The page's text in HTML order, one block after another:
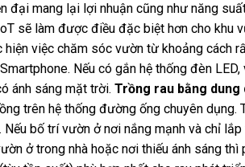
đại mang lại lợi nhuận cũng như năng
sẽ làm được điều đặc biệt hơn cho khu
việc chăm sóc vườn từ khoảng cách
Nếu có gắn hệ thống đèn LED,
ánh sáng mặt trời. Trồng rau bằng dung
trên hệ thống đường ống chuyên dụng.
bố trí vườn ở nơi nắng mạnh và chỉ
ở trong nhà hoặc nơi thiếu ánh sáng thì